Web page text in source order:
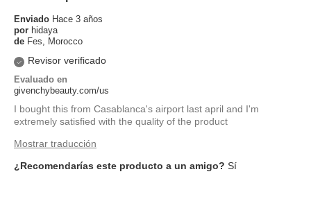
Enviado Hace 3 años
por hidaya
de Fes, Morocco
Revisor verificado
Evaluado en
givenchybeauty.com/us
I bought this from Casablanca's airport last april and I'm
extremely satisfied with the quality of the product
Mostrar traducción
¿Recomendarías este producto a un amigo? Sí